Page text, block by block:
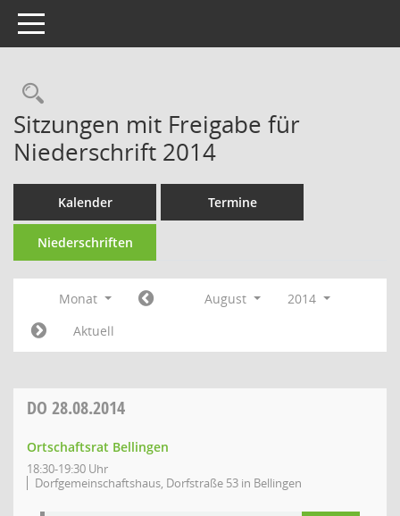
Toggle navigation
Rechercheauswahl
Sitzungen mit Freigabe für
Niederschrift 2014
Kalender Termine
Niederschriften
Monat August
2014
Aktuell
DO 28.08.2014
Ortschaftsrat Bellingen
18:30-19:30 Uhr
Dorfgemeinschaftshaus, Dorfstraße 53 in Bellingen